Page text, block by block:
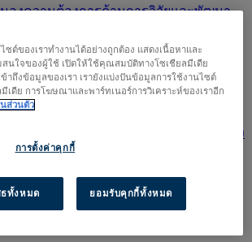
องความต้องการด้านการวิจัยและพัฒนา
ำนักพิมพ์
ขยายการเข้าถึงเนื้อหาหรือบริการของคุณ
มเนื้อหาของคุณในตลาดใหม่ที่มีอยู่
ละ นักศึกษา
นหาองค์กรของคุณเพื่อเข้าถึงผลิตภัณฑ์ของ
รา เริ่มการวิจัยของคุณที่นี่
ลิตภัณฑ์
า
ซต์ของเราทำงานได้อย่างถูกต้อง แสดงเนื้อหาและ
นใจของผู้ใช้ เปิดให้ใช้คุณสมบัติทางโซเชียลมีเดีย
ข้าถึงข้อมูลของเรา เรายังแบ่งปันข้อมูลการใช้งานไซต์
เดีย การโฆษณาและพาร์ทเนอร์การวิเคราะห์ของเราอีก
ส่วนตัว
การตั้งค่าคุกกี้
ธทั้งหมด ยอมรับคุกกี้ทั้งหมด